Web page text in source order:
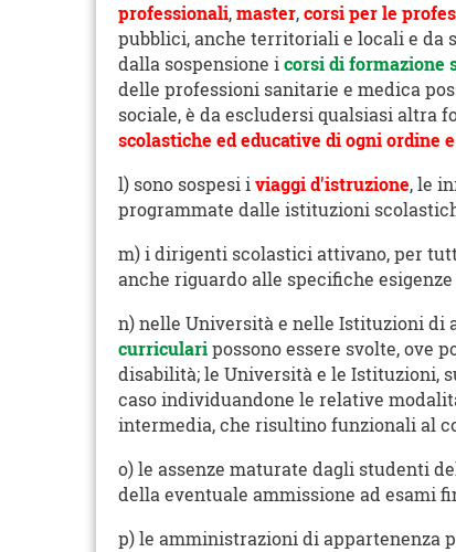
professionali, master, corsi per le
pubblici, anche territoriali e locali e da
dalla sospensione i corsi di formazione
delle professioni sanitarie e medica
sociale, è da escludersi qualsiasi altra
scolastiche ed educative di ogni ordine
l) sono sospesi i viaggi d'istruzione, le
programmate dalle istituzioni
m) i dirigenti scolastici attivano, per
anche riguardo alle specifiche
n) nelle Università e nelle Istituzioni di
curriculari possono essere svolte, ove
disabilità; le Università e le Istituzioni,
caso individuandone le relative
intermedia, che risultino funzionali al
o) le assenze maturate dagli studenti
della eventuale ammissione ad esami
p) le amministrazioni di appartenenza